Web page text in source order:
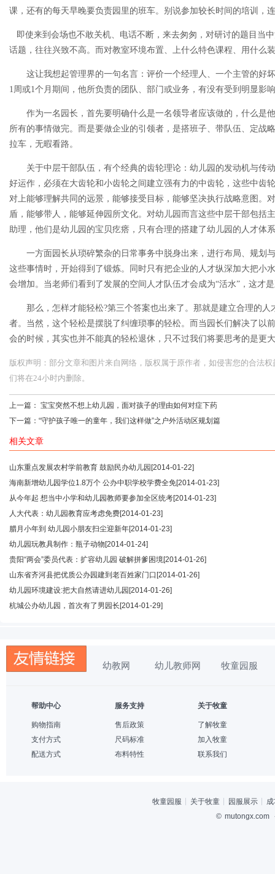
课，还有的每天早晚要负责园里的班车。别说参加较长时间的培训，
即使来到会场也不敢关机、电话不断，来去匆匆，对研讨的题目当
话题，往往兴致不高。而对教室环境布置、上什么特色课程、用什么
这让我想起管理界的一句名言：评价一个经理人、一个主管的好
1周或1个月期间，他所负责的团队、部门或业务，有没有受到明显影
作为一名园长，首先要明确什么是一名领导者应该做的，什么是
所有的事情做完。而是要做企业的引领者，是搭班子、带队伍、定战
拉车，无暇看路。
关于中层干部队伍，有个经典的齿轮理论：幼儿园的发动机与传
好运作，必须在大齿轮和小齿轮之间建立强有力的中齿轮，这些中齿
对上能够理解共同的远景，能够接受目标，能够坚决执行战略意图。
盾，能够带人，能够延伸园所文化。对幼儿园而言这些中层干部包括
助理，他们是幼儿园的宝贝疙瘩，只有合理的搭建了幼儿园的人才体
一方面园长从琐碎繁杂的日常事务中脱身出来，进行布局、规划
这些事情时，开始得到了锻炼。同时只有把企业的人才纵深加大把小
会增加。当老师们看到了发展的空间人才队伍才会成为“活水”，这才
那么，怎样才能轻松?第三个答案也出来了。那就是建立合理的人
者。当然，这个轻松是摆脱了纠缠琐事的轻松。而当园长们解决了以
会的时候，其实也并不能真的轻松退休，只不过我们将要思考的是更
版权声明：部分文章和图片来自网络，版权属于原作者，如侵害您的合法
们将在24小时内删除。
上一篇： 宝宝突然不想上幼儿园，面对孩子的理由如何对症下药
下一篇： “守护孩子唯一的童年，我们这样做”之户外活动区规划篇
相关文章
山东重点发展农村学前教育 鼓励民办幼儿园 [2014-01-22]
海南新增幼儿园学位1.8万个 公办中职学校学费全免[2014-01-23]
从今年起 想当中小学和幼儿园教师要参加全区统考[2014-01-23]
人大代表：幼儿园教育应考虑免费[2014-01-23]
腊月小年到 幼儿园小朋友扫尘迎新年[2014-01-23]
幼儿园玩教具制作：瓶子动物 [2014-01-24]
贵阳“两会”委员代表：扩容幼儿园 破解拼爹困境[2014-01-26]
山东省齐河县把优质公办园建到老百姓家门口 [2014-01-26]
幼儿园环境建设:把大自然请进幼儿园 [2014-01-26]
杭城公办幼儿园，首次有了男园长 [2014-01-29]
幼教网 幼儿教师网 牧童园服
帮助中心
购物指南
支付方式
配送方式
服务支持
售后政策
尺码标准
布料特性
关于牧童
了解牧童
加入牧童
联系我们
牧童园服 关于牧童 园服展示
© mutongx.com